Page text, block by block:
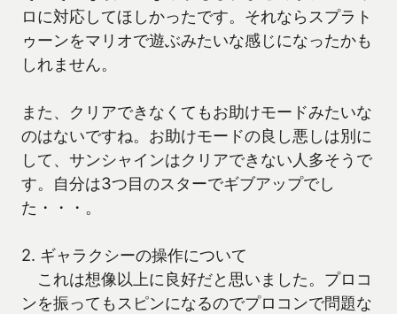
ロに対応してほしかったです。それならスプラト
ゥーンをマリオで遊ぶみたいな感じになったかも
しれません。
また、クリアできなくてもお助けモードみたいな
のはないですね。お助けモードの良し悪しは別に
して、サンシャインはクリアできない人多そうで
す。自分は3つ目のスターでギブアップでし
た・・・。
2. ギャラクシーの操作について
これは想像以上に良好だと思いました。プロコ
ンを振ってもスピンになるのでプロコンで問題な